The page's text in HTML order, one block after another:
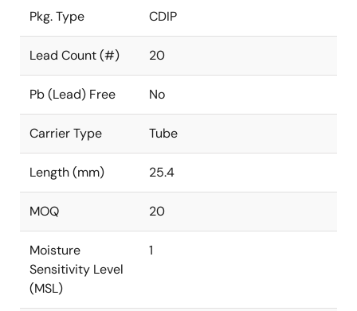
Pkg. Type CDIP
Lead Count (#) 20
Pb (Lead) Free No
Carrier Type Tube
Length (mm) 25.4
MOQ 20
Moisture
Sensitivity Level
(MSL)
1